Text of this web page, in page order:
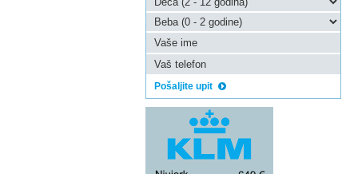
Pošaljite upit